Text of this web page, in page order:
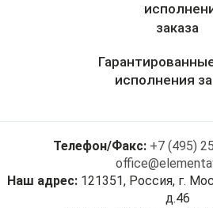
исполнения
Телефон/Факс: +7 (495)
Наш адрес: 121351, Россия, г.
д.46